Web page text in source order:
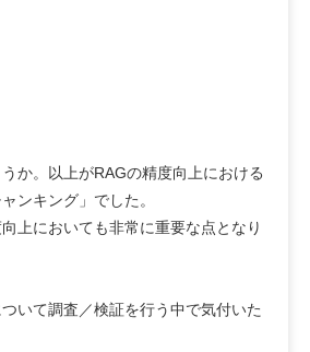
か。以上がRAGの精度向上における
ンキング」でした。
上においても非常に重要な点となり
いて調査／検証を行う中で気付いた